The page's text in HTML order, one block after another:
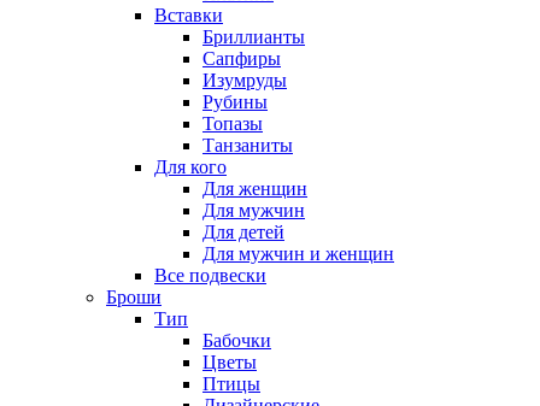
Вставки
Бриллианты
Сапфиры
Изумруды
Рубины
Топазы
Танзаниты
Для кого
Для женщин
Для мужчин
Для детей
Для мужчин и женщин
Все подвески
Броши
Тип
Бабочки
Цветы
Птицы